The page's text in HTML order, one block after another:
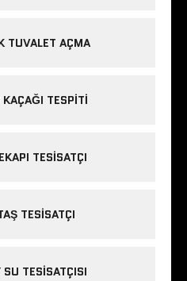
TUVALET AÇMA
TESPITI
TESISATÇI
TESISATÇI
SU TESISATÇISI